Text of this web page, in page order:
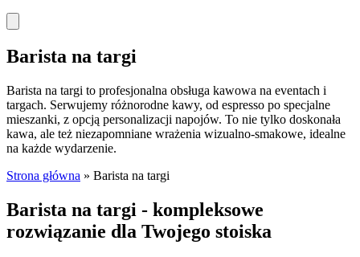
Barista na targi
Barista na targi to profesjonalna obsługa kawowa na eventach i
targach. Serwujemy różnorodne kawy, od espresso po specjalne
mieszanki, z opcją personalizacji napojów. To nie tylko doskonała
kawa, ale też niezapomniane wrażenia wizualno-smakowe, idealne
na każde wydarzenie.
Strona główna » Barista na targi
Barista na targi - kompleksowe
rozwiązanie dla Twojego stoiska